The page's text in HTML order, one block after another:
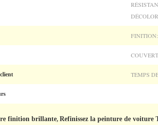
FINITION:
TEMPS
finition brillante, Refinissez la peinture de voiture